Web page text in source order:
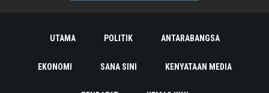
UTAMA POLITIK ANTARABANGSA
EKONOMI SANA SINI KENYATAAN MEDIA